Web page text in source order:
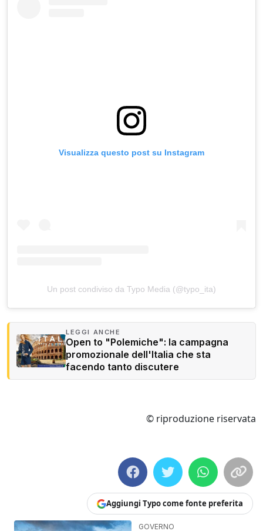
Visualizza questo post su Instagram
Un post condiviso da Typo Media (@typo_ita)
LEGGI ANCHE
Open to "Polemiche": la campagna
promozionale dell'Italia che sta
facendo tanto discutere
© riproduzione riservata
Aggiungi Typo come fonte preferita
GOVERNO